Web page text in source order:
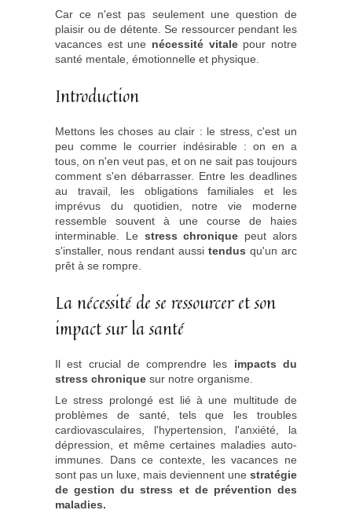
Car ce n'est pas seulement une question de
plaisir ou de détente. Se ressourcer pendant les
vacances est une nécessité vitalepour notre
santé mentale, émotionnelle et physique.
Introduction
Mettons les choses au clair : le stress, c'est un
peu comme le courrier indésirable : on en a
tous, on n'en veut pas, et on ne sait pas toujours
comment s'en débarrasser. Entre les deadlines
au travail, les obligations familiales et les
imprévus du quotidien, notre vie moderne
ressemble souvent à une course de haies
interminable. Le stress chronique peut alors
s'installer, nous rendant aussi tendus qu'un arc
prêt à se rompre.
La nécessité de se ressourcer et son
impact sur la santé
Il est crucial de comprendre les impacts du
stress chronique sur notre organisme.
Le stress prolongé est lié à une multitude de
problèmes de santé, tels que les troubles
cardiovasculaires, l'hypertension, l'anxiété, la
dépression, et même certaines maladies auto-
immunes. Dans ce contexte, les vacances ne
sont pas un luxe, mais deviennent une stratégie
de gestion du stress et de prévention des
maladies.